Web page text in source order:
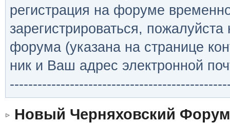
регистрация на форуме
зарегистрироваться,
форума (указана на странице
ник и Ваш адрес электронной
Новый Черняховский Форум